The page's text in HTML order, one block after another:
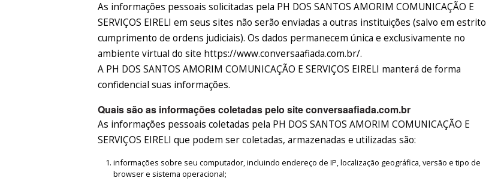
As informações pessoais solicitadas pela PH DOS SANTOS AMORIM COMUNICAÇÃO E
SERVIÇOS EIRELI em seus sites não serão enviadas a outras instituições (salvo em estrito
cumprimento de ordens judiciais). Os dados permanecem única e exclusivamente no
ambiente virtual do site https://www.conversaafiada.com.br/.
A PH DOS SANTOS AMORIM COMUNICAÇÃO E SERVIÇOS EIRELI manterá de forma
confidencial suas informações.
Quais são as informações coletadas pelo site conversaafiada.com.br
As informações pessoais coletadas pela PH DOS SANTOS AMORIM COMUNICAÇÃO E
SERVIÇOS EIRELI que podem ser coletadas, armazenadas e utilizadas são:
informações sobre seu computador, incluindo endereço de IP, localização geográfica, versão e tipo de
browser e sistema operacional;